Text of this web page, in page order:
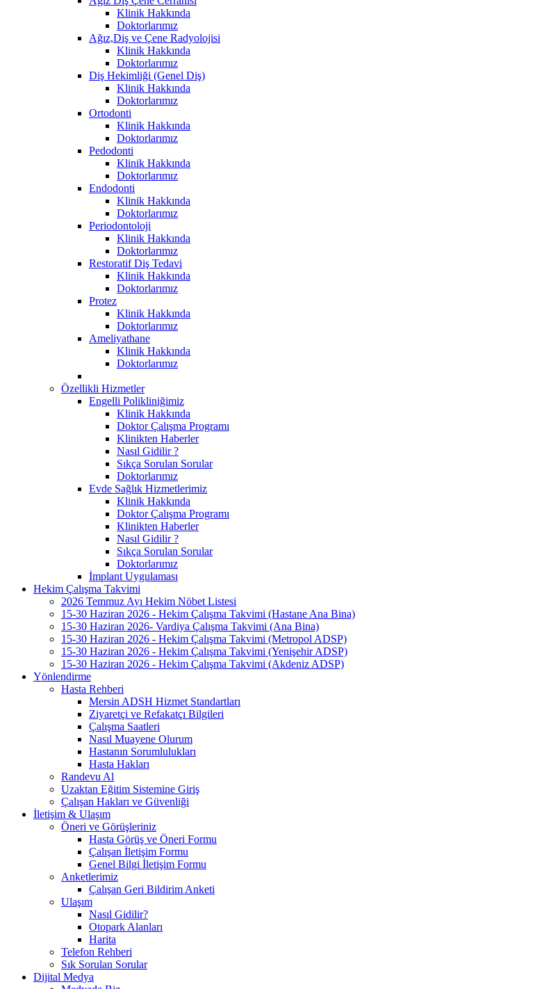
Klinik Hakkında
Doktorlarımız
Ağız,Diş ve Çene Radyolojisi
Klinik Hakkında
Doktorlarımız
Diş Hekimliği (Genel Diş)
Klinik Hakkında
Doktorlarımız
Ortodonti
Klinik Hakkında
Doktorlarımız
Pedodonti
Klinik Hakkında
Doktorlarımız
Endodonti
Klinik Hakkında
Doktorlarımız
Periodontoloji
Klinik Hakkında
Doktorlarımız
Restoratif Diş Tedavi
Klinik Hakkında
Doktorlarımız
Protez
Klinik Hakkında
Doktorlarımız
Ameliyathane
Klinik Hakkında
Doktorlarımız
Özellikli Hizmetler
Engelli Polikliniğimiz
Klinik Hakkında
Doktor Çalışma Programı
Klinikten Haberler
Nasıl Gidilir ?
Sıkça Sorulan Sorular
Doktorlarımız
Evde Sağlık Hizmetlerimiz
Klinik Hakkında
Doktor Çalışma Programı
Klinikten Haberler
Nasıl Gidilir ?
Sıkça Sorulan Sorular
Doktorlarımız
İmplant Uygulaması
Hekim Çalışma Takvimi
2026 Temmuz Ayı Hekim Nöbet Listesi
15-30 Haziran 2026 - Hekim Çalışma Takvimi (Hastane Ana Bina)
15-30 Haziran 2026- Vardiya Çalışma Takvimi (Ana Bina)
15-30 Haziran 2026 - Hekim Çalışma Takvimi (Metropol ADSP)
15-30 Haziran 2026 - Hekim Çalışma Takvimi (Yenişehir ADSP)
15-30 Haziran 2026 - Hekim Çalışma Takvimi (Akdeniz ADSP)
Yönlendirme
Hasta Rehberi
Mersin ADSH Hizmet Standartları
Ziyaretçi ve Refakatçı Bilgileri
Çalışma Saatleri
Nasıl Muayene Olurum
Hastanın Sorumlulukları
Hasta Hakları
Randevu Al
Uzaktan Eğitim Sistemine Giriş
Çalışan Hakları ve Güvenliği
İletişim & Ulaşım
Öneri ve Görüşleriniz
Hasta Görüş ve Öneri Formu
Çalışan İletişim Formu
Genel Bilgi İletişim Formu
Anketlerimiz
Çalışan Geri Bildirim Anketi
Ulaşım
Nasıl Gidilir?
Otopark Alanları
Harita
Telefon Rehberi
Sık Sorulan Sorular
Dijital Medya